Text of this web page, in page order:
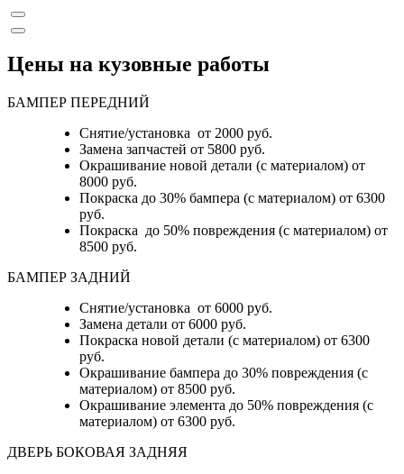
Цены на кузовные работы
БАМПЕР ПЕРЕДНИЙ
Снятие/установка от 2000 руб.
Замена запчастей от 5800 руб.
Окрашивание новой детали (с материалом) от
8000 руб.
Покраска до 30% бампера (с материалом) от 6300
руб.
Покраска до 50% повреждения (с материалом) от
8500 руб.
БАМПЕР ЗАДНИЙ
Снятие/установка от 6000 руб.
Замена детали от 6000 руб.
Покраска новой детали (с материалом) от 6300
руб.
Окрашивание бампера до 30% повреждения (с
материалом) от 8500 руб.
Окрашивание элемента до 50% повреждения (с
материалом) от 6300 руб.
ДВЕРЬ БОКОВАЯ ЗАДНЯЯ